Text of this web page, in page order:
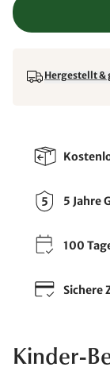
Hergestellt &
5 Jahre
100
Sichere
Kinder-